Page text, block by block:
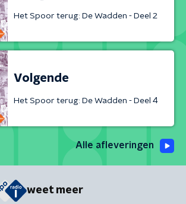
Het Spoor terug: De Wadden - Deel 2
Volgende
Het Spoor terug: De Wadden - Deel 4
Alle afleveringen
weet meer